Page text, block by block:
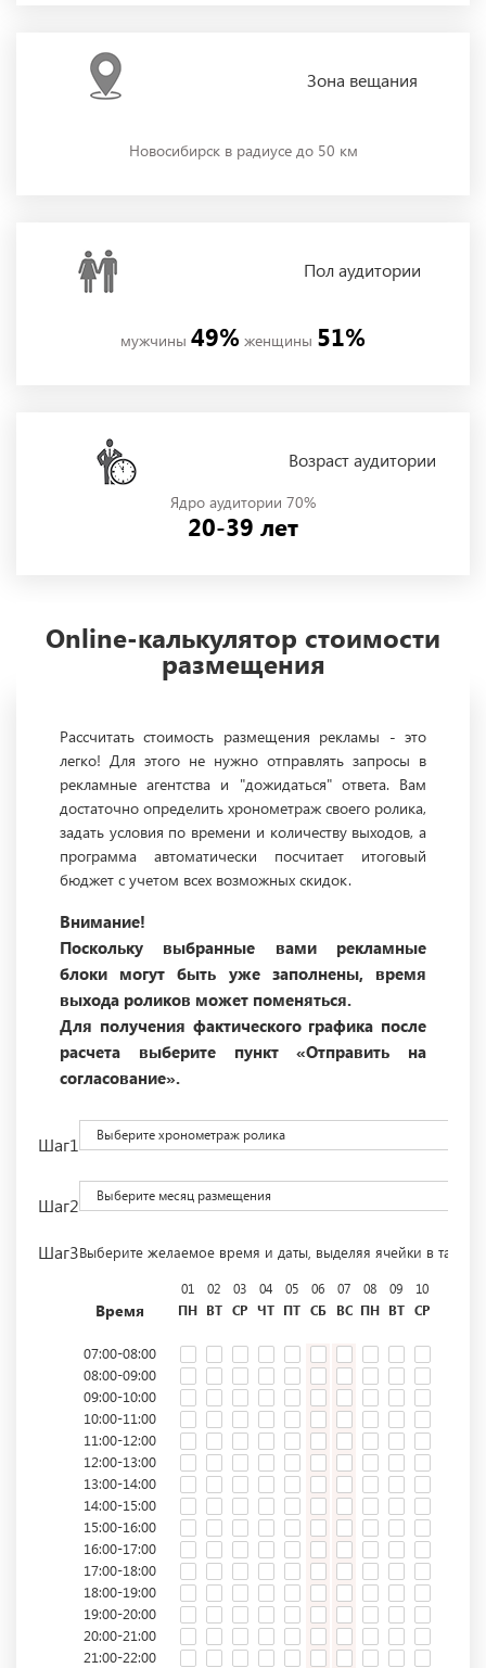
Зона вещания
Новосибирск в радиусе до 50 км
Полаудитории
мужчины 49% женщины 51%
Возраст аудитории
Ядро аудитории 70%
20-39 лет
Online-калькулятор стоимости
размещения
Рассчитать стоимость размещения рекламы - это
легко! Для этого не нужно отправлять запросы в
рекламные агентства и "дожидаться" ответа. Вам
достаточно определить хронометраж своего ролика,
задать условия по времени и количеству выходов, а
программа автоматически посчитает итоговый
бюджет с учетом всех возможных скидок.
Внимание!
Поскольку выбранные вами рекламные
блоки могут быть уже заполнены, время
выхода роликов может поменяться.
Для получения фактического графика после
расчета выберите пункт «Отправить на
согласование».
Шаг1 Выберите хронометраж ролика
Шаг2 Выберите месяц размещения
Шаг3Выберите желаемое время и даты, выделяя ячейки в
Время
01
ПН
02
ВТ
03
СР
04
ЧТ
05
ПТ
06
СБ
07
ВС
08
ПН
09
ВТ
10
СР
07:00-08:00
08:00-09:00
09:00-10:00
10:00-11:00
11:00-12:00
12:00-13:00
13:00-14:00
14:00-15:00
15:00-16:00
16:00-17:00
17:00-18:00
18:00-19:00
19:00-20:00
20:00-21:00
21:00-22:00